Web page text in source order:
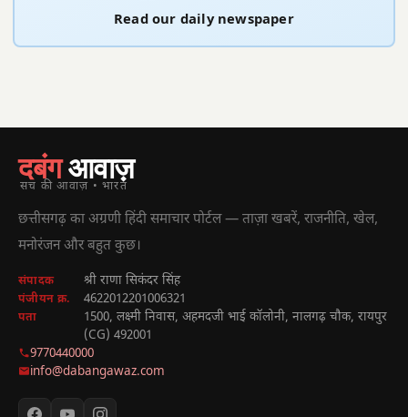
Read our daily newspaper
दबंगआवाज़
सच की आवाज़ • भारत
छत्तीसगढ़ का अग्रणी हिंदी समाचार पोर्टल — ताज़ा खबरें, राजनीति, खेल,
मनोरंजन और बहुत कुछ।
संपादक श्री राणा सिकंदर सिंह
पंजीयन क्र. 4622012201006321
पता
1500, लक्ष्मी निवास, अहमदजी भाई कॉलोनी, नालगढ़ चौक, रायपुर
(CG) 492001
9770440000
info@dabangawaz.com